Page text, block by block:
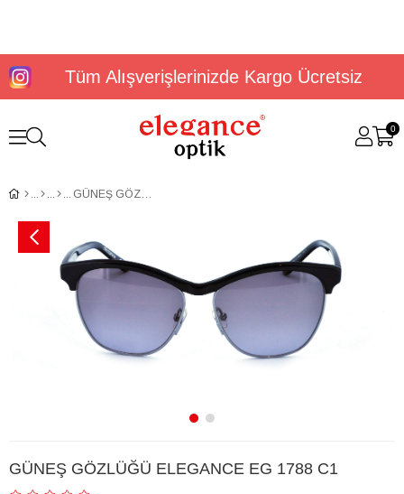
Tüm Alışverişlerinizde Kargo Ücretsiz
0
GÜNEŞ GÖZLÜĞÜ ELEGANCE EG 1788 C1
GÜNEŞ GÖZLÜĞÜ ELEGANCE EG 1788 C1